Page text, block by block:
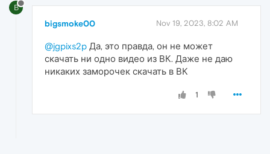
B
bigsmoke00 Nov 19, 2023, 8:02 AM
@jgpixs2p Да, это правда, он не может
скачать ни одно видео из ВК. Даже не даю
никаких заморочек скачать в ВК
1